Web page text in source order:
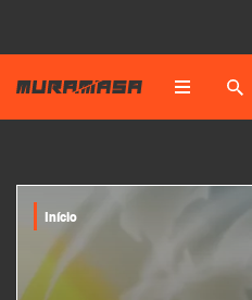
Início